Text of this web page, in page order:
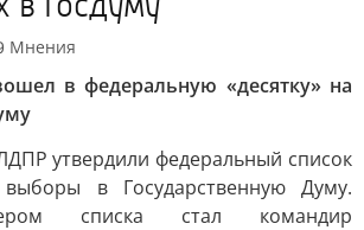
Мнения
в федеральную «десятку» на
утвердили федеральный список
в Государственную Думу.
списка стал командир